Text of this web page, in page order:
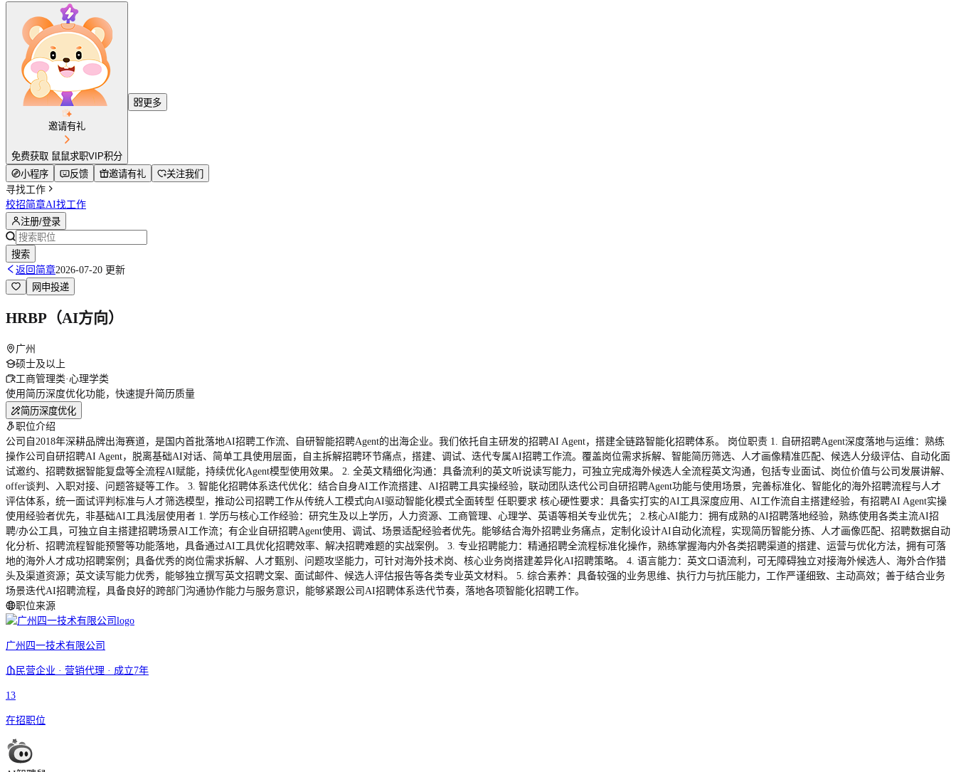
邀请有礼
免费获取 鼠鼠求职VIP积分
更多
小程序 反馈 邀请有礼
关注我们
寻找工作
校招简章AI找工作
注册/登录
搜索
返回简章2026-07-20 更新
网申投递
HRBP（AI方向）
广州
硕士及以上
工商管理类·心理学类
使用简历深度优化功能，快速提升简历质量
简历深度优化
职位介绍
公司自2018年深耕品牌出海赛道，是国内首批落地AI招聘工作流、自研智能招聘Agent的出海企业。我们依托自主研发的招聘AI Agent，搭建全链路智能化招聘体系。 岗位职责 1. 自研招聘Agent深度落地与运维：熟练
操作公司自研招聘AI Agent，脱离基础AI对话、简单工具使用层面，自主拆解招聘环节痛点，搭建、调试、迭代专属AI招聘工作流。覆盖岗位需求拆解、智能简历筛选、人才画像精准匹配、候选人分级评估、自动化面
试邀约、招聘数据智能复盘等全流程AI赋能，持续优化Agent模型使用效果。 2. 全英文精细化沟通：具备流利的英文听说读写能力，可独立完成海外候选人全流程英文沟通，包括专业面试、岗位价值与公司发展讲解、
offer谈判、入职对接、问题答疑等工作。 3. 智能化招聘体系迭代优化：结合自身AI工作流搭建、AI招聘工具实操经验，联动团队迭代公司自研招聘Agent功能与使用场景，完善标准化、智能化的海外招聘流程与人才
评估体系，统一面试评判标准与人才筛选模型，推动公司招聘工作从传统人工模式向AI驱动智能化模式全面转型 任职要求 核心硬性要求：具备实打实的AI工具深度应用、AI工作流自主搭建经验，有招聘AI Agent实操
使用经验者优先，非基础AI工具浅层使用者 1. 学历与核心工作经验：研究生及以上学历，人力资源、工商管理、心理学、英语等相关专业优先； 2.核心AI能力：拥有成熟的AI招聘落地经验，熟练使用各类主流AI招
聘/办公工具，可独立自主搭建招聘场景AI工作流；有企业自研招聘Agent使用、调试、场景适配经验者优先。能够结合海外招聘业务痛点，定制化设计AI自动化流程，实现简历智能分拣、人才画像匹配、招聘数据自动
化分析、招聘流程智能预警等功能落地，具备通过AI工具优化招聘效率、解决招聘难题的实战案例。 3. 专业招聘能力：精通招聘全流程标准化操作，熟练掌握海内外各类招聘渠道的搭建、运营与优化方法，拥有可落
地的海外人才成功招聘案例；具备优秀的岗位需求拆解、人才甄别、问题攻坚能力，可针对海外技术岗、核心业务岗搭建差异化AI招聘策略。 4. 语言能力：英文口语流利，可无障碍独立对接海外候选人、海外合作猎
头及渠道资源；英文读写能力优秀，能够独立撰写英文招聘文案、面试邮件、候选人评估报告等各类专业英文材料。 5. 综合素养：具备较强的业务思维、执行力与抗压能力，工作严谨细致、主动高效；善于结合业务
场景迭代AI招聘流程，具备良好的跨部门沟通协作能力与服务意识，能够紧跟公司AI招聘体系迭代节奏，落地各项智能化招聘工作。
职位来源
广州四一技术有限公司
民营企业 · 营销代理 · 成立7年
13
在招职位